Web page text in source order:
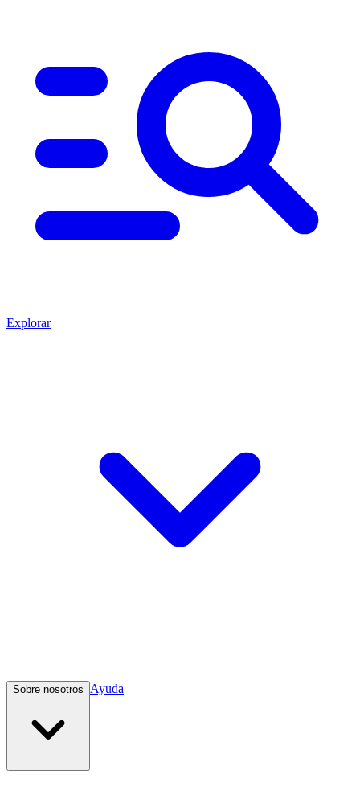
Explorar
Sobre nosotros Ayuda